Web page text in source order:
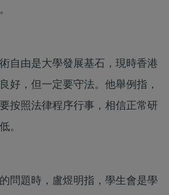
自由是大學發展基石，現時香港
好，但一定要守法。他舉例指，
按照法律程序行事，相信正常研
。
問題時，盧煜明指，學生會是學